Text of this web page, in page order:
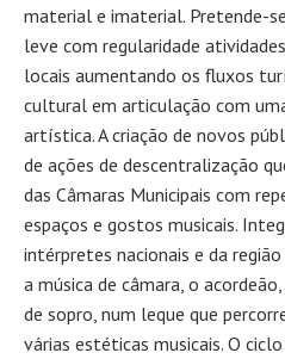
material e imaterial. Pretende-
leve com regularidade
locais aumentando os fluxos
cultural em articulação com
artística. A criação de novos
de ações de descentralização
das Câmaras Municipais com
espaços e gostos musicais.
intérpretes nacionais e da
a música de câmara, o
de sopro, num leque que
várias estéticas musicais. O